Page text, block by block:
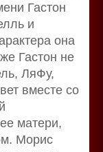
Гастон
и
она
Гастон не
ЛяФу,
вместе со
матери,
Морис